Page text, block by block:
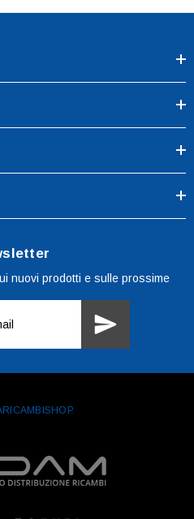
nuovi prodotti e sulle prossime